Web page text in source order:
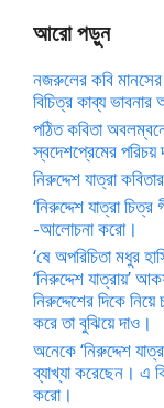
আরো পড়ুন
নজরুলের কবি
বিচিত্র কাব্য
পঠিত কবিতা
স্বদেশপ্রেমের পরিচয়
নিরুদ্দেশ যাত্রা
‘নিরুদ্দেশ যাত্রা
-আলোচনা করো।
‘ষে অপরিচিতা মধুর
‘নিরুদ্দেশ যাত্রায়’
নিরুদ্দেশের দিকে
করে তা বুঝিয়ে দাও।
অনেকে ‘নিরুদ্দেশ
ব্যাখ্যা করেছেন। এ
করো।